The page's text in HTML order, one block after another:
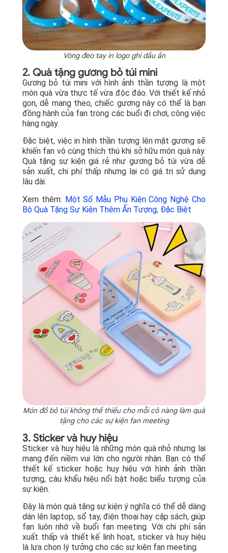
Vòng đeo tay in logo ghi dấu ấn
2. Quà tặng gương bỏ túi mini
Gương bỏ túi mini với hình ảnh thần tượng là một
món quà vừa thực tế vừa độc đáo. Với thiết kế nhỏ
gọn, dễ mang theo, chiếc gương này có thể là bạn
đồng hành của fan trong các buổi đi chơi, công việc
hàng ngày.
Đặc biệt, việc in hình thần tượng lên mặt gương sẽ
khiến fan vô cùng thích thú khi sở hữu món quà này.
Quà tặng sự kiện giá rẻ như gương bỏ túi vừa dễ
sản xuất, chi phí thấp nhưng lại có giá trị sử dụng
lâu dài.
Xem thêm: Một Số Mẫu Phụ Kiện Công Nghệ Cho
Bộ Quà Tặng Sự Kiện Thêm Ấn Tượng, Đặc Biệt
Món đồ bỏ túi không thể thiếu cho mỗi cô nàng làm quà
tặng cho các sự kiện fan meeting
3. Sticker và huy hiệu
Sticker và huy hiệu là những món quà nhỏ nhưng lại
mang đến niềm vui lớn cho người nhận. Bạn có thể
thiết kế sticker hoặc huy hiệu với hình ảnh thần
tượng, câu khẩu hiệu nổi bật hoặc biểu tượng của
sự kiện.
Đây là món quà tặng sự kiện ý nghĩa có thể dễ dàng
dán lên laptop, sổ tay, điện thoại hay cặp sách, giúp
fan luôn nhớ về buổi fan meeting. Với chi phí sản
xuất thấp và thiết kế linh hoạt, sticker và huy hiệu
là lựa chọn lý tưởng cho các sự kiện fan meeting.